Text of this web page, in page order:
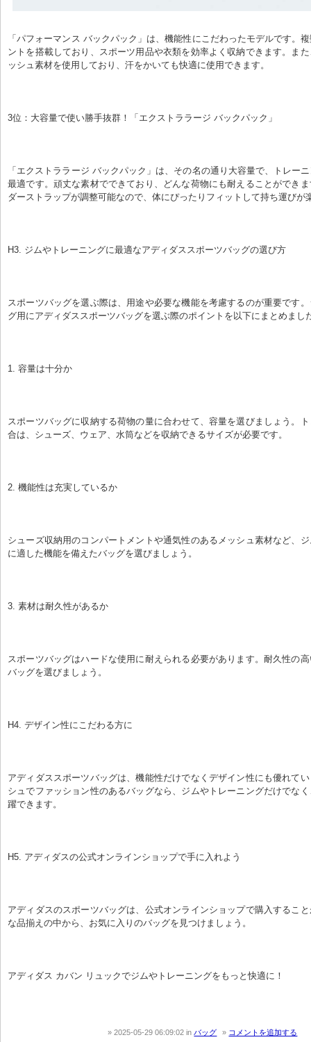
「パフォーマンス バックパック」は、機能性にこだわったモデルです。
ントを搭載しており、スポーツ用品や衣類を効率よく収納できます。ま
ッシュ素材を使用しており、汗をかいても快適に使用できます。
3位：大容量で使い勝手抜群！「エクストララージ バックパック」
「エクストララージ バックパック」は、その名の通り大容量で、トレー
最適です。頑丈な素材でできており、どんな荷物にも耐えることができ
ダーストラップが調整可能なので、体にぴったりフィットして持ち運びが
H3. ジムやトレーニングに最適なアディダススポーツバッグの選び方
スポーツバッグを選ぶ際は、用途や必要な機能を考慮するのが重要です
グ用にアディダススポーツバッグを選ぶ際のポイントを以下にまとめまし
1. 容量は十分か
スポーツバッグに収納する荷物の量に合わせて、容量を選びましょう。
合は、シューズ、ウェア、水筒などを収納できるサイズが必要です。
2. 機能性は充実しているか
シューズ収納用のコンパートメントや通気性のあるメッシュ素材など、
に適した機能を備えたバッグを選びましょう。
3. 素材は耐久性があるか
スポーツバッグはハードな使用に耐えられる必要があります。耐久性の
バッグを選びましょう。
H4. デザイン性にこだわる方に
アディダススポーツバッグは、機能性だけでなくデザイン性にも優れて
シュでファッション性のあるバッグなら、ジムやトレーニングだけでな
躍できます。
H5. アディダスの公式オンラインショップで手に入れよう
アディダスのスポーツバッグは、公式オンラインショップで購入するこ
な品揃えの中から、お気に入りのバッグを見つけましょう。
アディダス カバン リュックでジムやトレーニングをもっと快適に！
2025-05-29 06:09:02inバッグ コメントを追加する